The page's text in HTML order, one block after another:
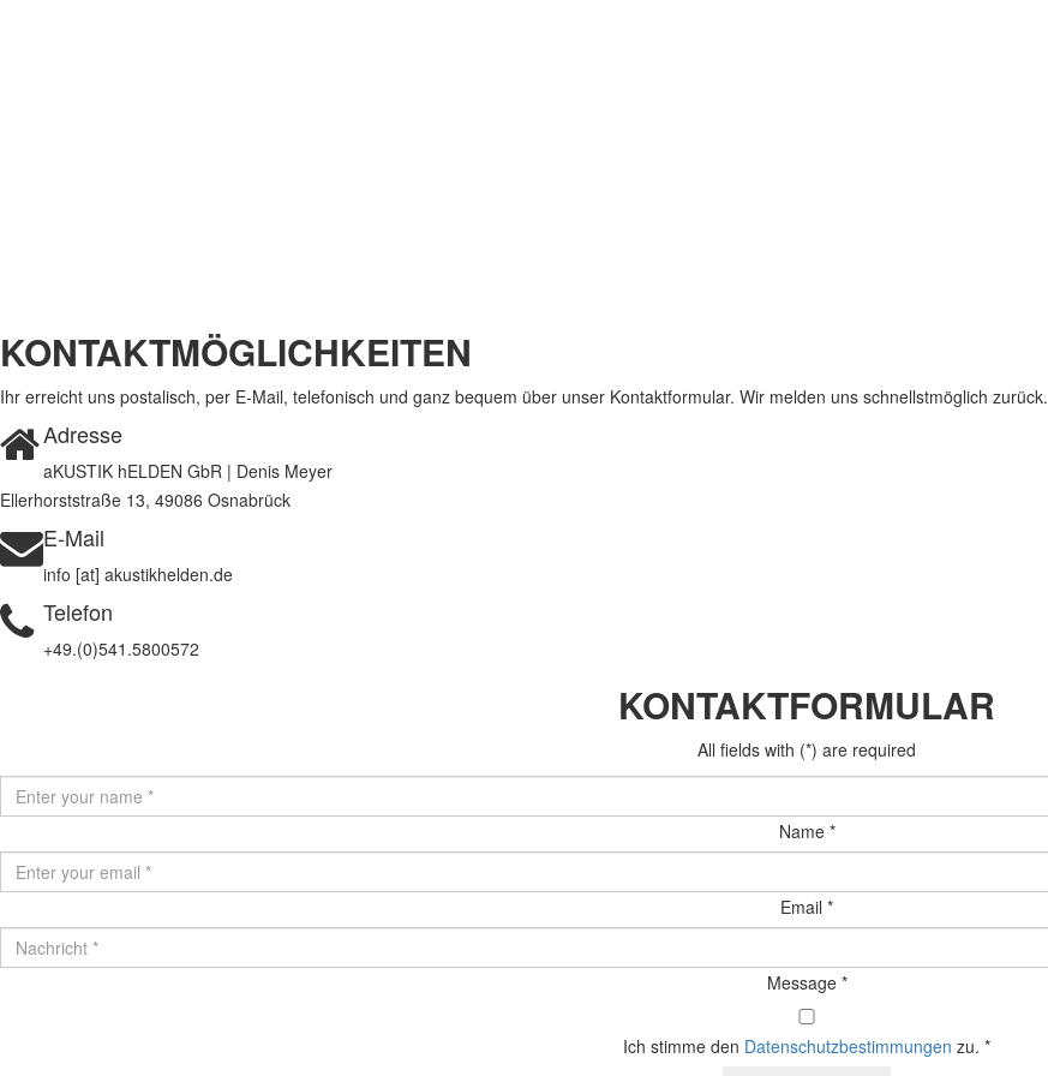
KONTAKTMÖGLICHKEITEN
Ihr erreicht uns postalisch, per E-Mail, telefonisch und ganz bequem über unser Kontaktformular. Wir melden uns schnellstmöglich zurück.
Adresse
aKUSTIK hELDEN GbR | Denis Meyer
Ellerhorststraße 13, 49086 Osnabrück
E-Mail
info [at] akustikhelden.de
Telefon
+49.(0)541.5800572
KONTAKTFORMULAR
All fields with (*) are required
Name *
Email *
Message *
Ich stimme den Datenschutzbestimmungen zu. *